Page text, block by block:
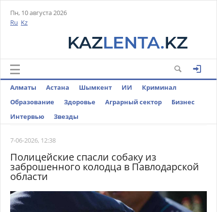
Пн, 10 августа 2026
Ru Kz
Алматы Астана Шымкент ИИ
Криминал
Образование
Здоровье Аграрный сектор
Бизнес
Интервью
Звезды
7-06-2026, 12:38
Полицейские спасли собаку из
заброшенного колодца в Павлодарской
области